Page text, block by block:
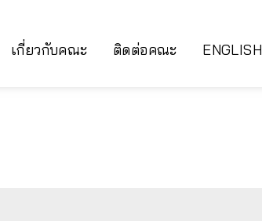
เกี่ยวกับคณะ ติดต่อคณะ ENGLISH